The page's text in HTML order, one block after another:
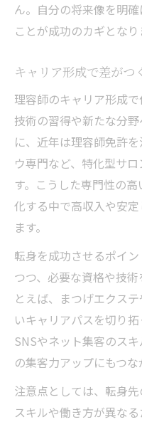
ん。自分の将来像を明
ことが成功のカギとなり
キャリア形成で差がつ
理容師のキャリア形成
技術の習得や新たな分
に、近年は理容師免許
ウ専門など、特化型サ
す。こうした専門性の
化する中で高収入や安
ます。
転身を成功させるポイ
つつ、必要な資格や技
とえば、まつげエクス
いキャリアパスを切り拓
SNSやネット集客のス
の集客力アップにもつな
注意点としては、転身
スキルや働き方が異な